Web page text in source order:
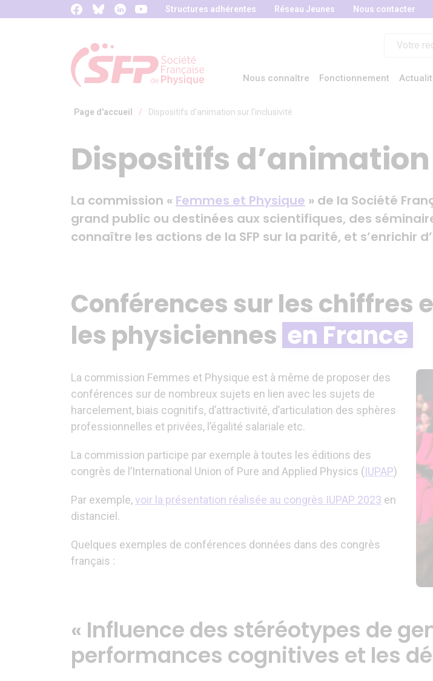
Panneau de gestion des cookies Structures adhérentes Réseau Jeunes Nous contacter
Nous connaître Fonctionnement
Page d'accueil / Dispositifs d’animation sur l’inclusivité
Dispositifs
La commission « Femmes et Physique » de la Société
grand public ou destinées aux scientifiques, des
connaître les actions de la SFP sur la parité, et s’enrichir
Conférences sur les chiffres
les physiciennes en France
La commission Femmes et Physique est à même de proposer des
conférences sur de nombreux sujets en lien avec les sujets de
harcelement, biais cognitifs, d’attractivité, d’articulation des sphères
professionnelles et privées, l’égalité salariale etc.
La commission participe par exemple à toutes les éditions des
congrès de l’International Union of Pure and Applied Physics (IUPAP)
Par exemple,voir la présentation réalisée au congrès IUPAP 2023 en
distanciel.
Quelques exemples de conférences données dans des congrès
français :
« Influence des stéréotypes de
performances cognitives et les